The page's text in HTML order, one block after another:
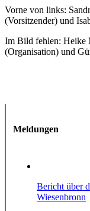
Vorne von links:
(Vorsitzender) und
Im Bild fehlen: Heike
(Organisation) und
Meldungen
Bericht über
Wiesenbronn